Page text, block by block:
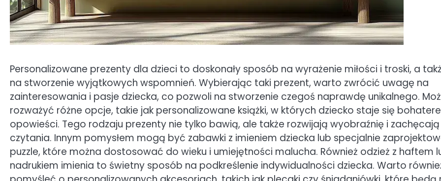
Personalizowane prezenty dla dzieci to doskonały sposób na wyrażenie miłości i troski, a
na stworzenie wyjątkowych wspomnień. Wybierając taki prezent, warto zwrócić uwagę na
zainteresowania i pasje dziecka, co pozwoli na stworzenie czegoś naprawdę unikalnego.
rozważyć różne opcje, takie jak personalizowane książki, w których dziecko staje się
opowieści. Tego rodzaju prezenty nie tylko bawią, ale także rozwijają wyobraźnię i
czytania. Innym pomysłem mogą być zabawki z imieniem dziecka lub specjalnie
puzzle, które można dostosować do wieku i umiejętności malucha. Również odzież z haftem
nadrukiem imienia to świetny sposób na podkreślenie indywidualności dziecka. Warto